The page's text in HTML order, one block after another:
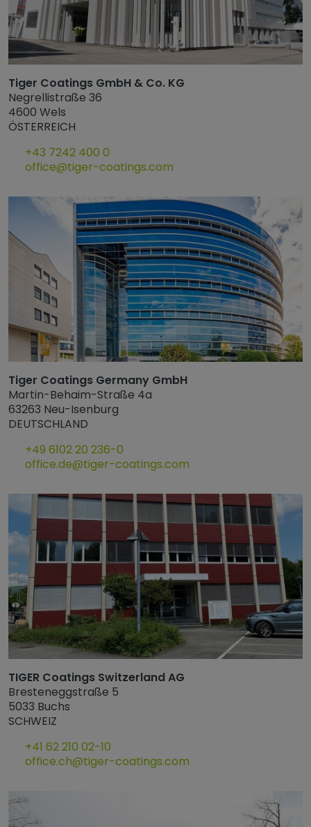
Tiger Coatings GmbH & Co. KG
Negrellistraße 36
4600 Wels
ÖSTERREICH
+43 7242 400 0
office@tiger-coatings.com
Tiger Coatings Germany GmbH
Martin-Behaim-Straße 4a
63263 Neu-Isenburg
DEUTSCHLAND
+49 6102 20 236-0
office.de@tiger-coatings.com
TIGER Coatings Switzerland AG
Bresteneggstraße 5
5033 Buchs
SCHWEIZ
+41 62 210 02-10
office.ch@tiger-coatings.com